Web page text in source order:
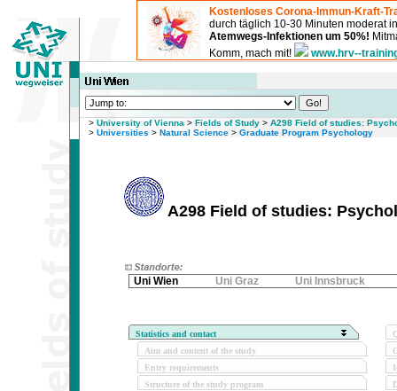
Kostenloses Corona-Immun-Kraft-
durch täglich 10-30 Minuten moderat
Atemwegs-Infektionen um 50%!
Komm, mach mit!
www.hrv--
> University of Vienna > Fields of Study > A298 Field of studies:
> Universities > Natural Science > Graduate Program Psychology
A298 Field of studies:
Uni Wien Uni Graz Uni Innsbruck
Statistics and contact
Aim and content of the study
Entry requirements
Structure of the study program